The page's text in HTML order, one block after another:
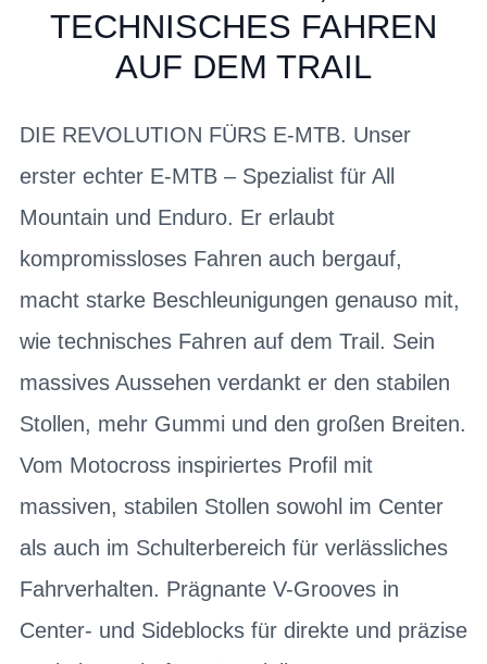
TECHNISCHES FAHREN
AUF DEM TRAIL
DIE REVOLUTION FÜRS E-MTB. Unser
erster echter E-MTB – Spezialist für All
Mountain und Enduro. Er erlaubt
kompromissloses Fahren auch bergauf,
macht starke Beschleunigungen genauso mit,
wie technisches Fahren auf dem Trail. Sein
massives Aussehen verdankt er den stabilen
Stollen, mehr Gummi und den großen Breiten.
Vom Motocross inspiriertes Profil mit
massiven, stabilen Stollen sowohl im Center
als auch im Schulterbereich für verlässliches
Fahrverhalten. Prägnante V-Grooves in
Center- und Sideblocks für direkte und präzise